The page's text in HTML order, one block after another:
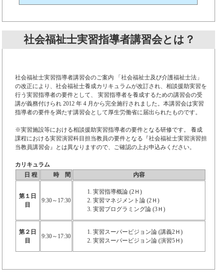
社会福祉士実習指導者講習会とは？
社会福祉士実習指導者講習会のご案内 「社会福祉士及び介護福祉士法」
の改正により、社会福祉士養成カリキュラムが改訂され、相談援助実習を
行う実習指導者の要件として、 実習指導者を養成するための講習会の受
講が義務付けられ 2012 年 4 月から完全施行されました。本講習会は実習
指導者の要件を満たす講習会として厚生労働省に届出られたものです。
※実習施設等における相談援助実習指導者の要件となる研修です。 養成
課程における実習演習科目担当教員の要件となる『社会福祉士実習演習担
当教員講習会』とは異なりますので、ご確認の上お申込みください。
カリキュラム
日 程
時 間 内容
第１日
目
9:30～17:30
実習指導概論 (2Ｈ)
実習マネジメント論 (2Ｈ)
実習プログラミング論 (3Ｈ)
第２日
目
9:30～17:30
実習スーパービジョン論 (講義2Ｈ)
実習スーパービジョン論 (演習5Ｈ)